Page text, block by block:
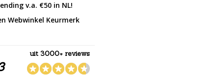
v.a. €50 in NL!
Webwinkel Keurmerk
uit 3000+ reviews